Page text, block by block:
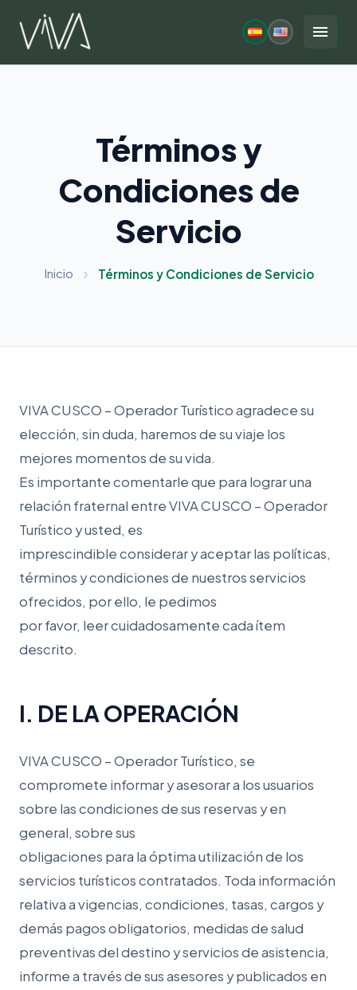
contenido
menu
Términos y
Condiciones de
Servicio
Inicio Términos y Condiciones de Servicio
VIVA CUSCO – Operador Turístico agradece su
elección, sin duda, haremos de su viaje los
mejores momentos de su vida.
Es importante comentarle que para lograr una
relación fraternal entre VIVA CUSCO – Operador
Turístico y usted, es
imprescindible considerar y aceptar las políticas,
términos y condiciones de nuestros servicios
ofrecidos, por ello, le pedimos
por favor, leer cuidadosamente cada ítem
descrito.
I. DE LA OPERACIÓN
VIVA CUSCO – Operador Turístico, se
compromete informar y asesorar a los usuarios
sobre las condiciones de sus reservas y en
general, sobre sus
obligaciones para la óptima utilización de los
servicios turísticos contratados. Toda información
relativa a vigencias, condiciones, tasas, cargos y
demás pagos obligatorios, medidas de salud
preventivas del destino y servicios de asistencia,
informe a través de sus asesores y publicados en